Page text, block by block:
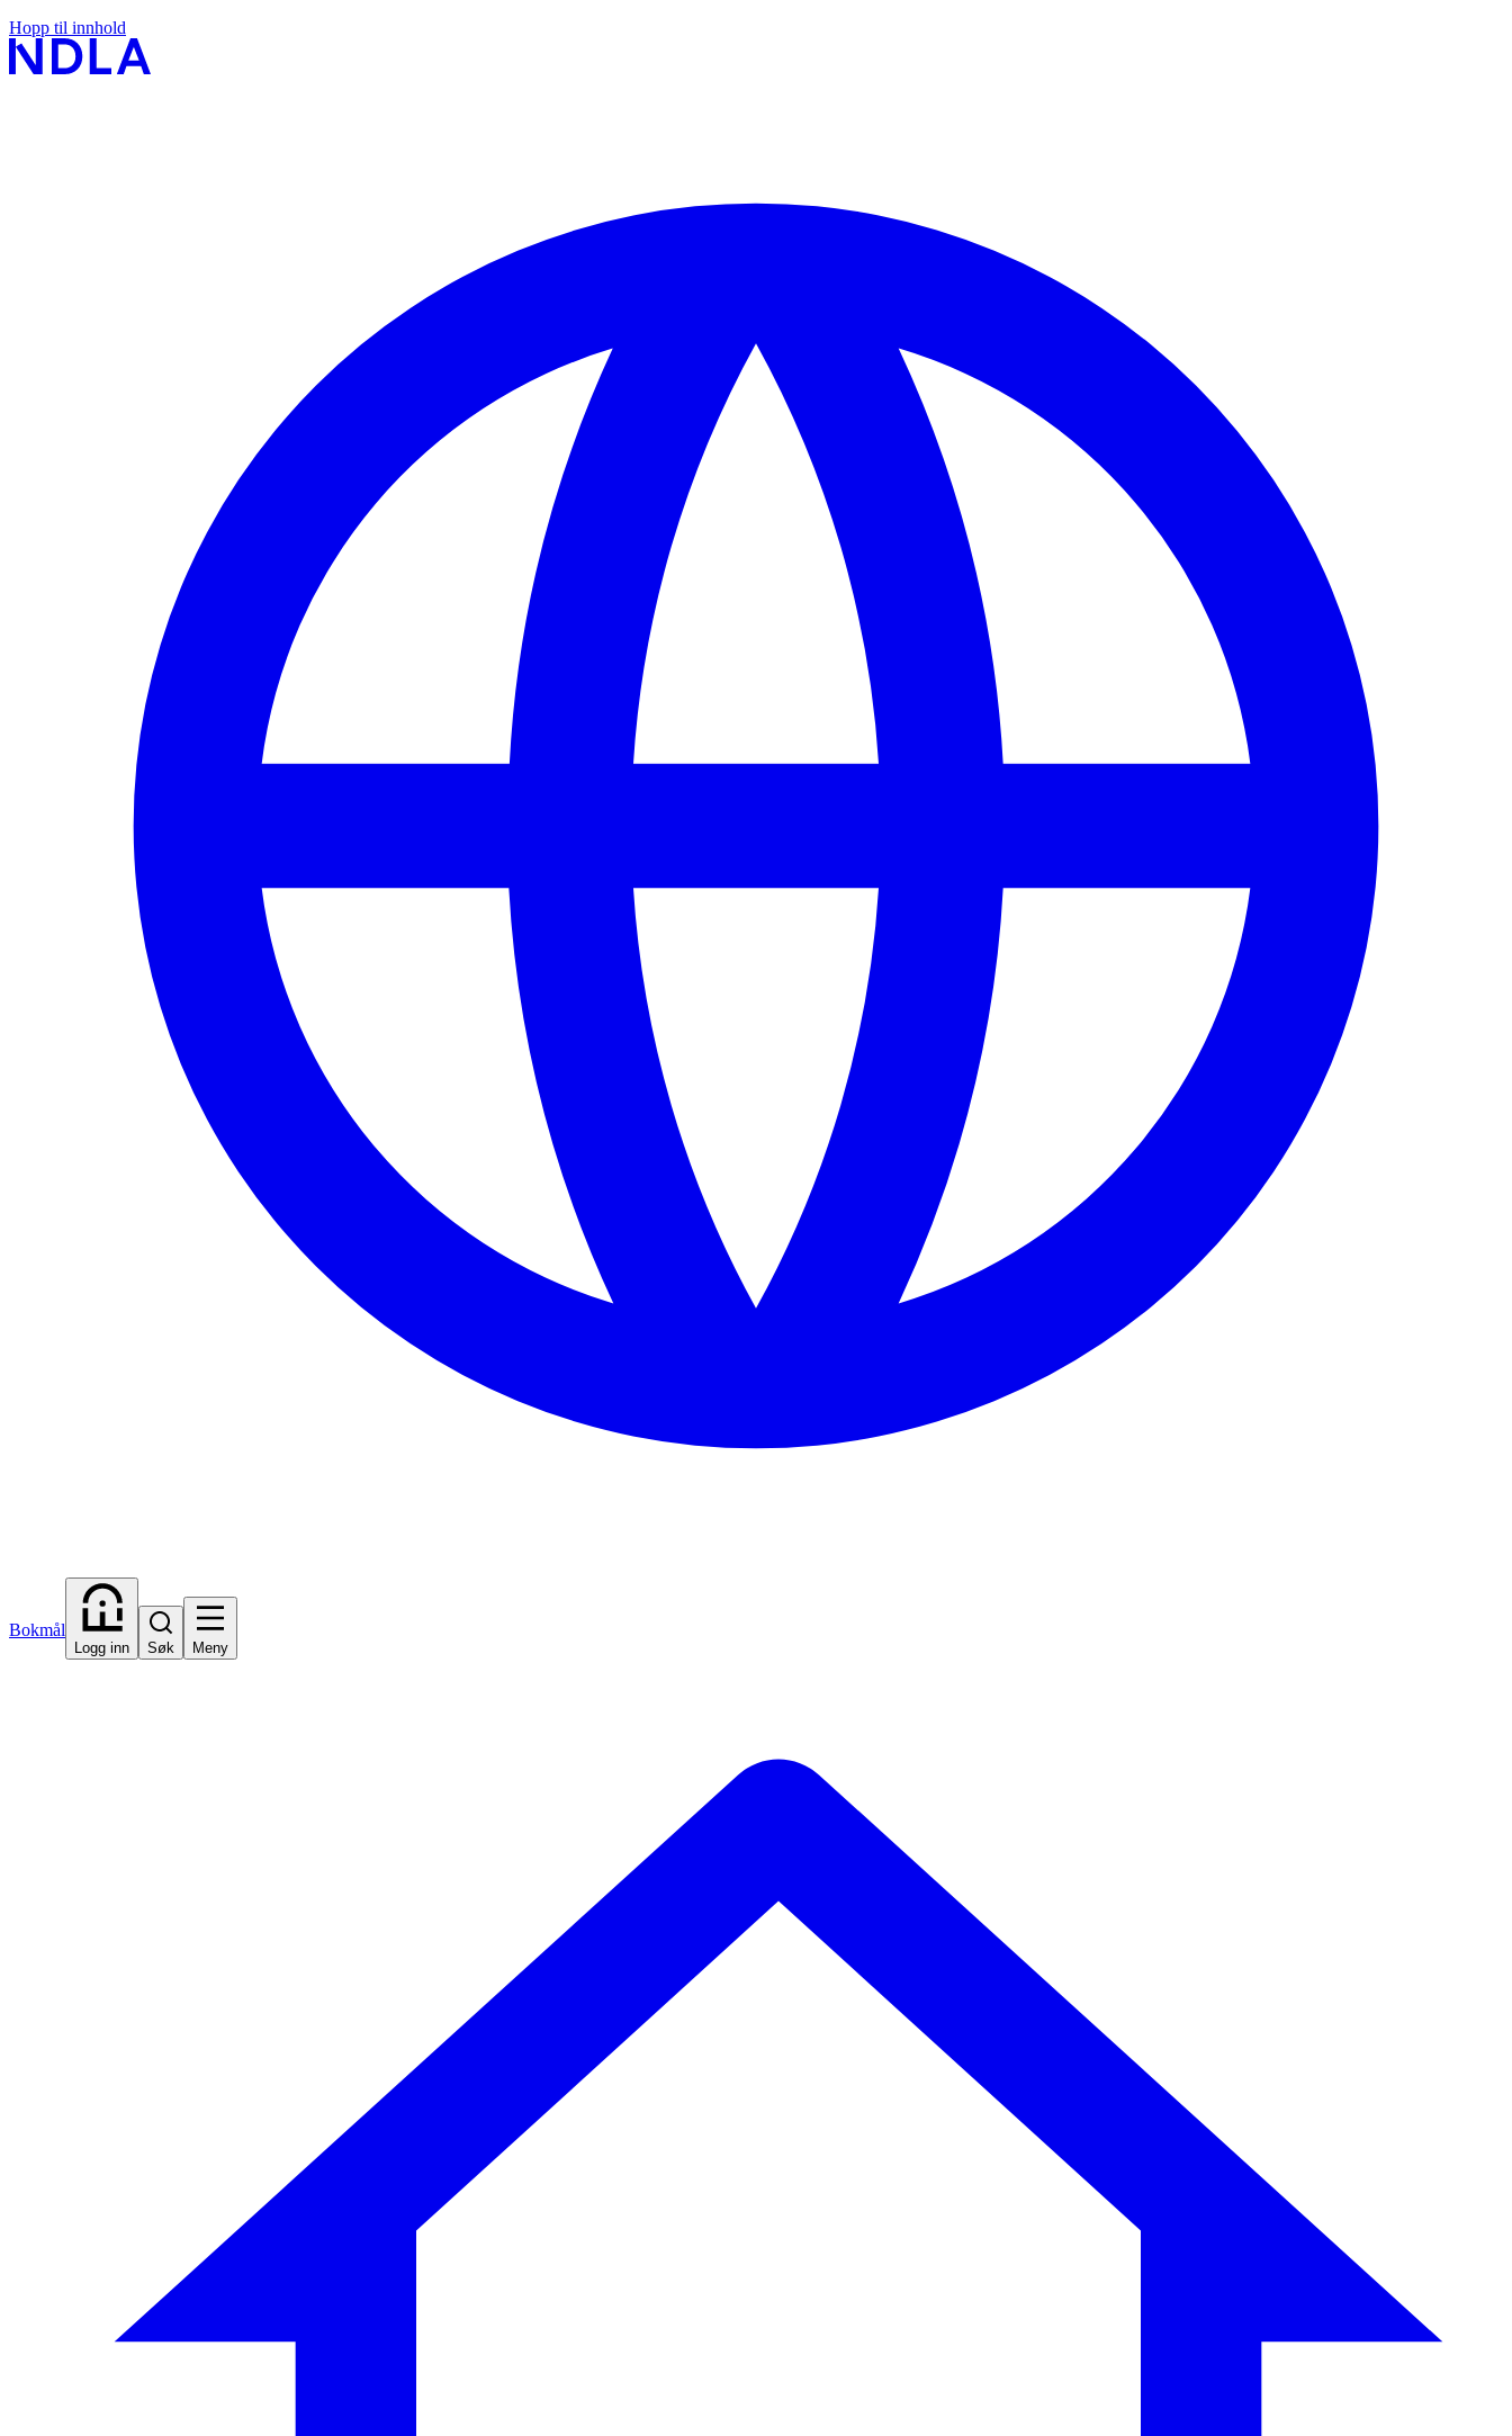
Hopp til innhold
Bokmål
Logg inn Søk Meny